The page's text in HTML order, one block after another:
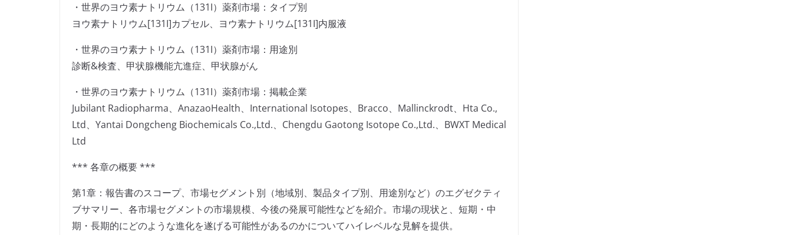
・世界のヨウ素ナトリウム（131I）薬剤市場：タイプ別
ヨウ素ナトリウム[131I]カプセル、ヨウ素ナトリウム[131I]内服液
・世界のヨウ素ナトリウム（131I）薬剤市場：用途別
診断&検査、甲状腺機能亢進症、甲状腺がん
・世界のヨウ素ナトリウム（131I）薬剤市場：掲載企業
Jubilant Radiopharma、AnazaoHealth、International Isotopes、Bracco、Mallinckrodt、Hta Co.,
Ltd、Yantai Dongcheng Biochemicals Co.,Ltd.、Chengdu Gaotong Isotope Co.,Ltd.、BWXT Medical
Ltd
*** 各章の概要 ***
第1章：報告書のスコープ、市場セグメント別（地域別、製品タイプ別、用途別など）のエグゼクティ
ブサマリー、各市場セグメントの市場規模、今後の発展可能性などを紹介。市場の現状と、短期・中
期・長期的にどのような進化を遂げる可能性があるのかについてハイレベルな見解を提供。